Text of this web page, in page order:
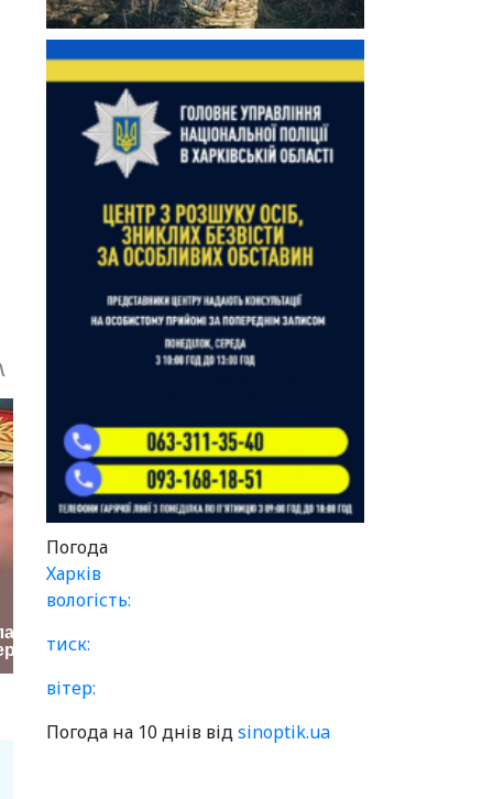
Погода
Харків
вологість:
тиск:
вітер:
Погода на 10 днів відsinoptik.ua